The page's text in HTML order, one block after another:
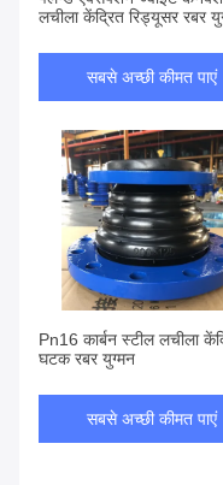
लचीला केंद्रित रिड्यूसर रबर
सबसे अच्छी कीमत पाएं
Pn16 कार्बन स्टील लचीला
घटक रबर युग्मन
सबसे अच्छी कीमत पाएं